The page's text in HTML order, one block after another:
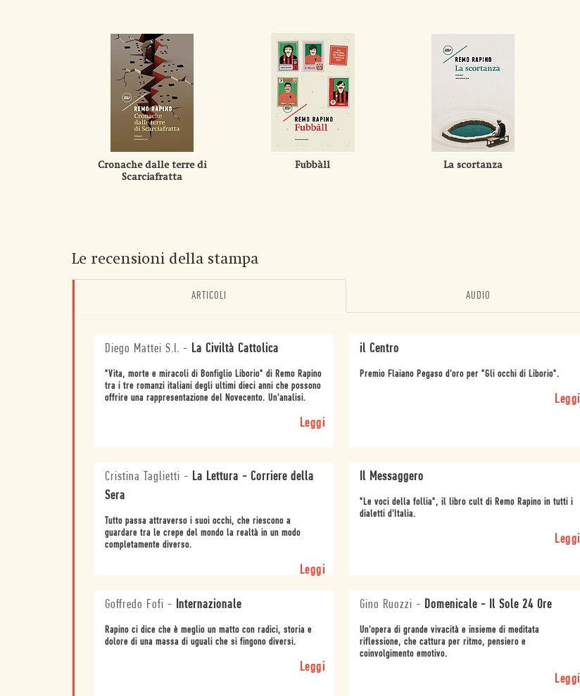
Cronache dalle terre di
Scarciafratta
Fubbàll La scortanza
Le recensioni della stampa
ARTICOLI AUDIO
Diego Mattei S.I. - La Civiltà Cattolica
"Vita, morte e miracoli di Bonfiglio Liborio" di Remo Rapino
tra i tre romanzi italiani degli ultimi dieci anni che possono
offrire una rappresentazione del Novecento. Un'analisi.
Leggi
il Centro
Premio Flaiano Pegaso d'oro per "Gli occhi di Liborio".
Leggi
Cristina Taglietti - La Lettura - Corriere della
Sera
Tutto passa attraverso i suoi occhi, che riescono a
guardare tra le crepe del mondo la realtà in un modo
completamente diverso.
Leggi
Il Messaggero
"Le voci della follia", il libro cult di Remo Rapino in tutti i
dialetti d'Italia.
Leggi
Goffredo Fofi - Internazionale
Rapino ci dice che è meglio un matto con radici, storia e
dolore di una massa di uguali che si fingono diversi.
Leggi
Gino Ruozzi - Domenicale - Il Sole 24 Ore
Un'opera di grande vivacità e insieme di meditata
riflessione, che cattura per ritmo, pensiero e
coinvolgimento emotivo.
Leggi